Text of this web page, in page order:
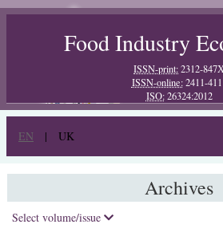
Food Industry
ISSN-print:2312-
ISSN-online:2411-
ISO:26324:2012
EN | UK
Archives
Select volume/issue